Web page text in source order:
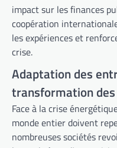
impact sur les finances
coopération
les expériences et
crise.
Adaptation des
transformation
Face à la crise
monde entier doivent
nombreuses sociétés